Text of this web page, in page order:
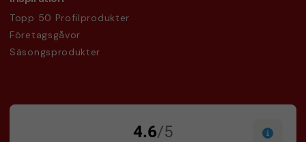
Topp 50 Profilprodukter
Företagsgåvor
Säsongsprodukter